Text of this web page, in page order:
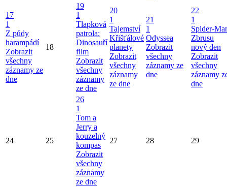
17
1
Z půdy
harampádí
Zobrazit
všechny
záznamy ze
dne
18
19
1
Tlapková
patrola:
Dinosauří
film
Zobrazit
všechny
záznamy
ze dne
20
1
Tajemství
Křišťálové
planety
Zobrazit
všechny
záznamy
ze dne
21
1
Odyssea
Zobrazit
všechny
záznamy ze
dne
22
1
Spider-
Zbrusu
nový den
Zobrazit
všechny
záznamy
dne
24 25
26
1
Tom a
Jerry a
kouzelný
kompas
Zobrazit
všechny
záznamy
ze dne
27 28 29